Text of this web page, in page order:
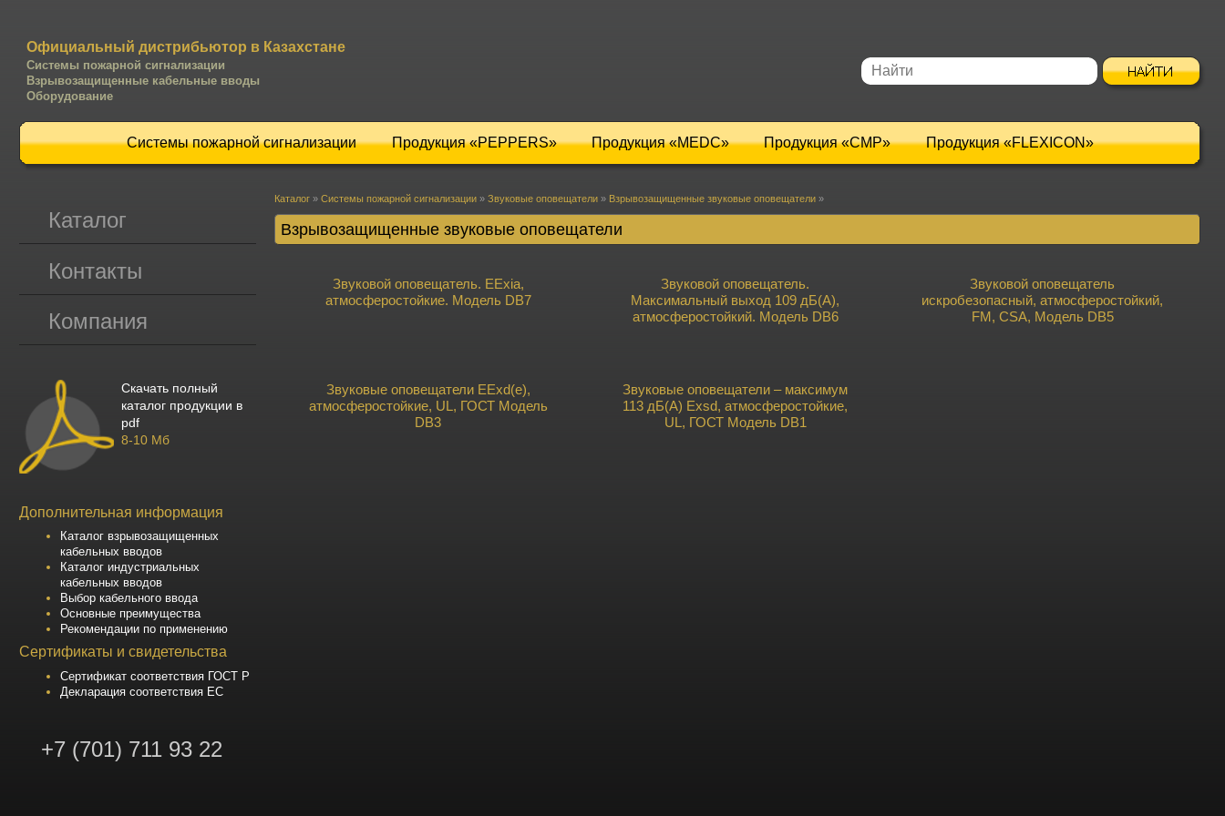
Официальный дистрибьютор в Казахстане
Системы пожарной сигнализации
Взрывозащищенные кабельные вводы
Оборудование
Системы пожарной сигнализации Продукция «PEPPERS» Продукция «MEDC» Продукция «CMP» Продукция «FLEXICON»
Каталог »Системы пожарной сигнализации »Звуковые оповещатели » Взрывозащищенные звуковые оповещатели »
Взрывозащищенные звуковые оповещатели
Звуковой оповещатель. EExia,
атмосферостойкие. Модель DB7
Звуковой оповещатель.
Максимальный выход 109 дБ(А),
атмосферостойкий. Модель DB6
Звуковой оповещатель
искробезопасный, атмосферостойкий,
FM, CSA, Модель DB5
Звуковые оповещатели EExd(e),
атмосферостойкие, UL, ГОСТ Модель
DB3
Звуковые оповещатели – максимум
113 дБ(А) Exsd, атмосферостойкие,
UL, ГОСТ Модель DB1
Каталог
Контакты
Компания
Скачать полный
каталог продукции в
pdf
8-10 Мб
Дополнительная информация
Каталог взрывозащищенных
кабельных вводов
Каталог индустриальных
кабельных вводов
Выбор кабельного ввода
Основные преимущества
Рекомендации по применению
Сертификаты и свидетельства
Сертификат соответствия ГОСТ Р
Декларация соответствия ЕС
+7 (701) 711 93 22